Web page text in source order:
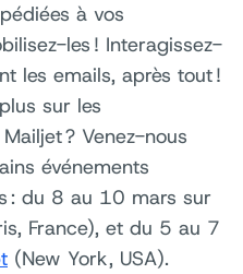
à vos
les ! Interagissez-
les emails, après tout !
sur les
? Venez-nous
événements
: du 8 au 10 mars sur
France), et du 5 au 7
(New York, USA).